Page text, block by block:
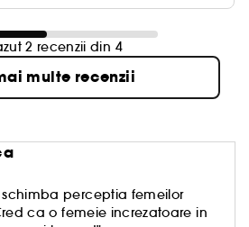
2 recenzii din 4
multe recenzii
perceptia femeilor
ca o femeie increzatoare in